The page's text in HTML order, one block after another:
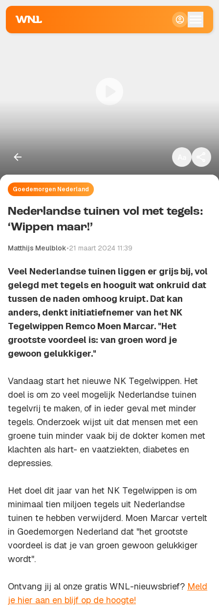
Goedemorgen Nederland
Nederlandse tuinen vol met tegels:
‘Wippen maar!’
Matthijs Meulblok•21 maart 2024 11:39
Veel Nederlandse tuinen liggen er grijs bij, vol
gelegd met tegels en hooguit wat onkruid dat
tussen de naden omhoog kruipt. Dat kan
anders, denkt initiatiefnemer van het NK
Tegelwippen Remco Moen Marcar. "Het
grootste voordeel is: van groen word je
gewoon gelukkiger."
Vandaag start het nieuwe NK Tegelwippen. Het
doel is om zo veel mogelijk Nederlandse tuinen
tegelvrij te maken, of in ieder geval met minder
tegels. Onderzoek wijst uit dat mensen met een
groene tuin minder vaak bij de dokter komen met
klachten als hart- en vaatziekten, diabetes en
depressies.
Het doel dit jaar van het NK Tegelwippen is om
minimaal tien miljoen tegels uit Nederlandse
tuinen te hebben verwijderd. Moen Marcar vertelt
in Goedemorgen Nederland dat "het grootste
voordeel is dat je van groen gewoon gelukkiger
wordt".
Ontvang jij al onze gratis WNL-nieuwsbrief? Meld
je hier aan en blijf op de hoogte!